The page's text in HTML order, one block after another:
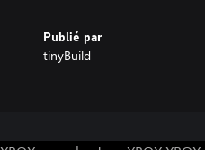
Publié par
tinyBuild